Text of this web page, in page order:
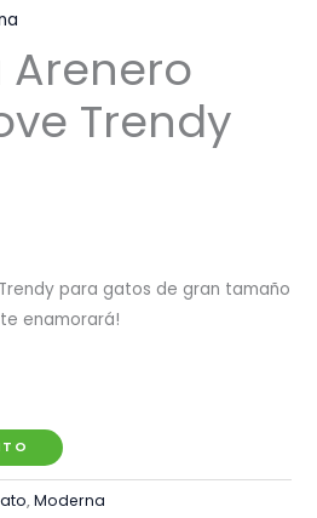
Trendy
para gatos de gran tamaño
enamorará!
,Moderna